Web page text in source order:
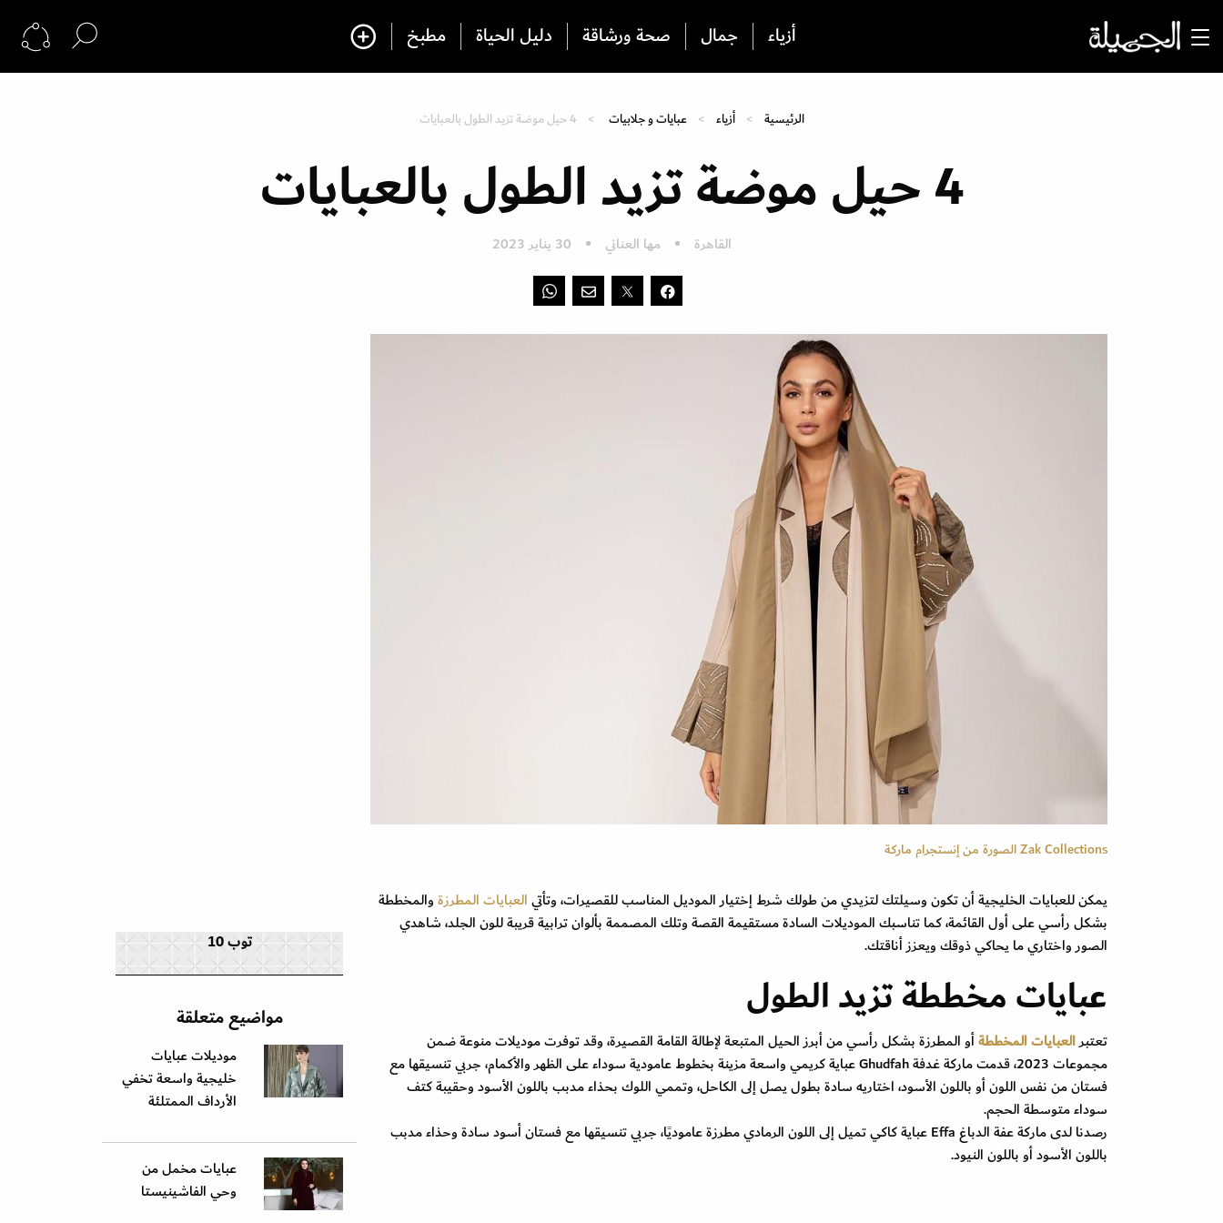
أزياء جمال صحة ورشاقة دليل الحياة مطبخ
الرئيسية أزياء عبايات و جلابيات 4 حيل موضة تزيد الطول بالعبايات
4 حيل موضة تزيد الطول بالعبايات
القاهرة مها العناني 30 يناير 2023
Zak Collections الصورة من إنستجرام ماركة
يمكن للعبايات الخليجية أن تكون وسيلتك لتزيدي من طولك شرط إختيار الموديل المناسب للقصيرات، وتأتيالعبايات المطرزةوالمخططة
بشكل رأسي على أول القائمة، كما تناسبك الموديلات السادة مستقيمة القصة وتلك المصممة بألوان ترابية قريبة للون الجلد، شاهدي
الصور واختاري ما يحاكي ذوقك ويعزز أناقتك.
عبايات مخططة تزيد الطول
تعتبرالعبايات المخططةأو المطرزة بشكل رأسي من أبرز الحيل المتبعة لإطالة القامة القصيرة، وقد توفرت موديلات منوعة ضمن
مجموعات 2023، قدمت ماركة غدفة Ghudfah عباية كريمي واسعة مزينة بخطوط عامودية سوداء على الظهر والأكمام، جربي تنسيقها مع
فستان من نفس اللون أو باللون الأسود، اختاريه سادة بطول يصل إلى الكاحل، وتممي اللوك بحذاء مدبب باللون الأسود وحقيبة كتف
سوداء متوسطة الحجم.
رصدنا لدى ماركة عفة الدباغ Effa عباية كاكي تميل إلى اللون الرمادي مطرزة عاموديًا، جربي تنسيقها مع فستان أسود سادة وحذاء مدبب
باللون الأسود أو باللون النيود.
توب 10
مواضيع متعلقة
موديلات عبايات
خليجية واسعة تخفي
الأرداف الممتلئة
عبايات مخمل من
وحي الفاشينيستا